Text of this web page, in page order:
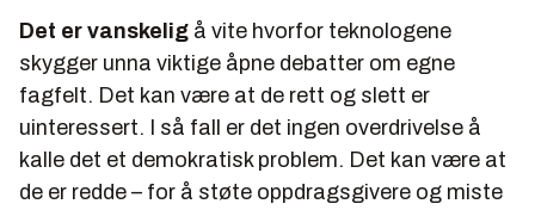
Det er vanskelig å vite hvorfor teknologene
skygger unna viktige åpne debatter om egne
fagfelt. Det kan være at de rett og slett er
uinteressert. I så fall er det ingen overdrivelse å
kalle det et demokratisk problem. Det kan være at
de er redde – for å støte oppdragsgivere og miste